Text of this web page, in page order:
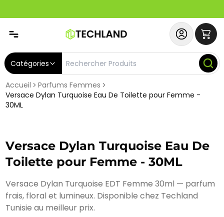
Catégories
Accueil
Parfums Femmes
Versace Dylan Turquoise Eau De Toilette pour Femme -
30ML
Versace Dylan Turquoise Eau De
Toilette pour Femme - 30ML
Versace Dylan Turquoise EDT Femme 30ml — parfum
frais, floral et lumineux. Disponible chez Techland
Tunisie au meilleur prix.